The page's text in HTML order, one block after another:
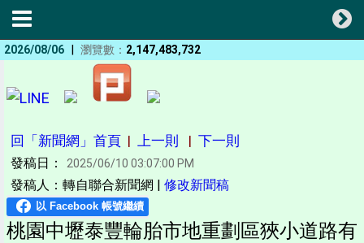
2026/08/06 | 瀏覽數： 2,147,483,732
回「新聞網」首頁 | 上一則 | 下一則
發稿日： 2025/06/10 03:07:00 PM
發稿人：轉自聯合新聞網 | 修改新聞稿
桃園中壢泰豐輪胎市地重劃區狹小道路有